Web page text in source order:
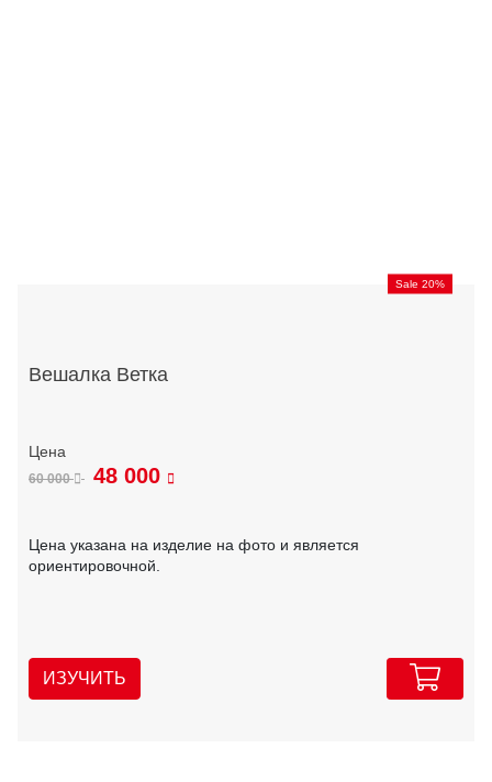
Sale 20%
Вешалка Ветка
60 000 48 000
Цена указана на изделие на фото и является
ориентировочной.
ИЗУЧИТЬ